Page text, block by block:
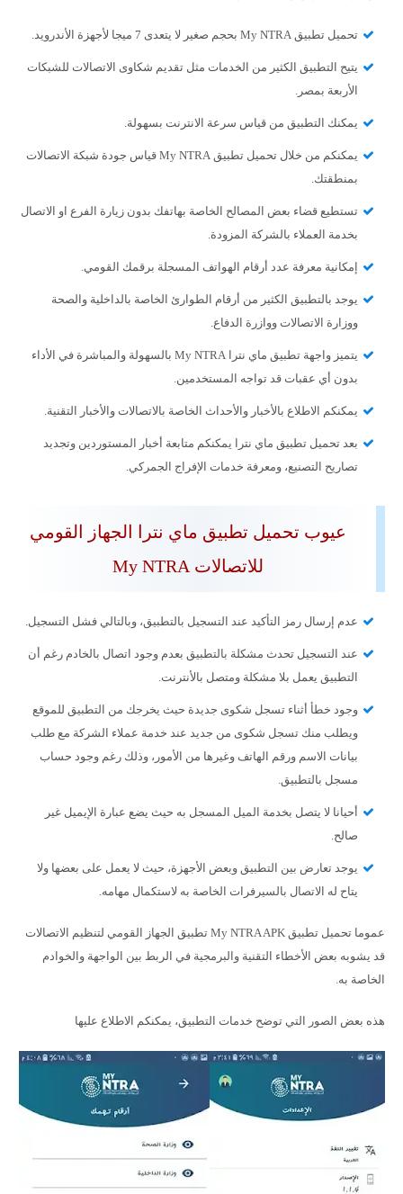
تحميل تطبيق My NTRA بحجم صغير لا يتعدى 7 ميجا لأجهزة الأندرويد.
يتيح التطبيق الكثير من الخدمات مثل تقديم شكاوى الاتصالات للشبكات
الأربعة بمصر.
يمكنك التطبيق من قياس سرعة الانترنت بسهولة.
يمكنكم من خلال تحميل تطبيق My NTRA قياس جودة شبكة الاتصالات
بمنطقتك.
تستطيع قضاء بعض المصالح الخاصة بهاتفك بدون زيارة الفرع او الاتصال
بخدمة العملاء بالشركة المزودة.
إمكانية معرفة عدد أرقام الهواتف المسجلة برقمك القومي.
يوجد بالتطبيق الكثير من أرقام الطوارئ الخاصة بالداخلية والصحة
ووزارة الاتصالات ووازرة الدفاع.
يتميز واجهة تطبيق ماي نترا My NTRA بالسهولة والمباشرة في الأداء
بدون أي عقبات قد تواجه المستخدمين.
يمكنكم الاطلاع بالأخبار والأحداث الخاصة بالاتصالات والأخبار التقنية.
بعد تحميل تطبيق ماي نترا يمكنكم متابعة أخبار المستوردين وتجديد
تصاريح التصنيع، ومعرفة خدمات الإفراج الجمركي.
عيوب تحميل تطبيق ماي نترا الجهاز القومي
للاتصالات My NTRA
عدم إرسال رمز التأكيد عند التسجيل بالتطبيق، وبالتالي فشل التسجيل.
عند التسجيل تحدث مشكلة بالتطبيق بعدم وجود اتصال بالخادم رغم أن
التطبيق يعمل بلا مشكلة ومتصل بالأنترنت.
وجود خطأ أثناء تسجل شكوى جديدة حيث يخرجك من التطبيق للموقع
ويطلب منك تسجل شكوى من جديد عند خدمة عملاء الشركة مع طلب
بيانات الاسم ورقم الهاتف وغيرها من الأمور، وذلك رغم وجود حساب
مسجل بالتطبيق.
أحيانا لا يتصل بخدمة الميل المسجل به حيث يضع عبارة الإيميل غير
صالح.
يوجد تعارض بين التطبيق وبعض الأجهزة، حيث لا يعمل على بعضها ولا
يتاح له الاتصال بالسيرفرات الخاصة به لاستكمال مهامه.
عموما تحميل تطبيق My NTRA APK تطبيق الجهاز القومي لتنظيم الاتصالات
قد يشوبه بعض الأخطاء التقنية والبرمجية في الربط بين الواجهة والخوادم
الخاصة به.
هذه بعض الصور التي توضح خدمات التطبيق، يمكنكم الاطلاع عليها